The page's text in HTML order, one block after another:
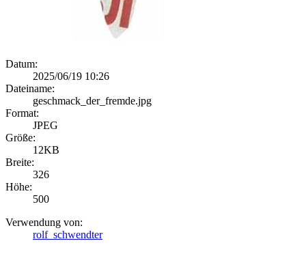
Datum:
2025/06/19 10:26
Dateiname:
geschmack_der_fremde.jpg
Format:
JPEG
Größe:
12KB
Breite:
326
Höhe:
500
Verwendung von:
rolf_schwendter